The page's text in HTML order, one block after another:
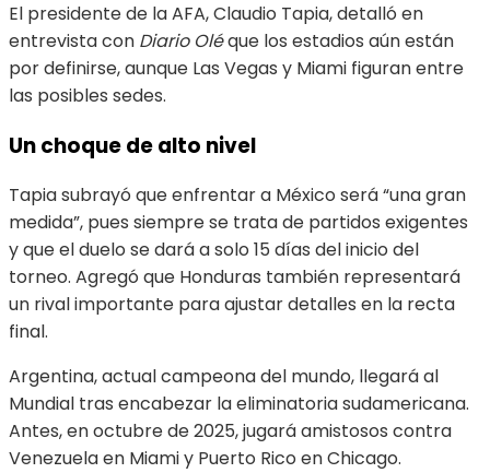
El presidente de la AFA, Claudio Tapia, detalló en
entrevista con Diario Oléque los estadios aún están
por definirse, aunque Las Vegas y Miami figuran entre
las posibles sedes.
Un choque de alto nivel
Tapia subrayó que enfrentar a México será “una gran
medida”, pues siempre se trata de partidos exigentes
y que el duelo se dará a solo 15 días del inicio del
torneo. Agregó que Honduras también representará
un rival importante para ajustar detalles en la recta
final.
Argentina, actual campeona del mundo, llegará al
Mundial tras encabezar la eliminatoria sudamericana.
Antes, en octubre de 2025, jugará amistosos contra
Venezuela en Miami y Puerto Rico en Chicago.